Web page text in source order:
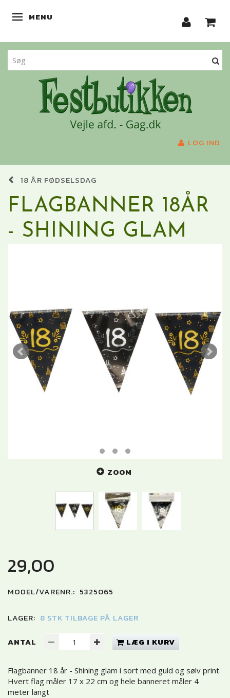
SKIFTE NAVIGATION
MENU
LOG IND
18 ÅR FØDSELSDAG
FLAGBANNER 18ÅR
- SHINING GLAM
ZOOM
29,00
MODEL/VARENR.: 5325065
LAGER: 8 STK TILBAGE PÅ LAGER
ANTAL LÆG I KURV
Flagbanner 18 år - Shining glam i sort med guld og sølv print.
Hvert flag måler 17 x 22 cm og hele banneret måler 4
meter langt